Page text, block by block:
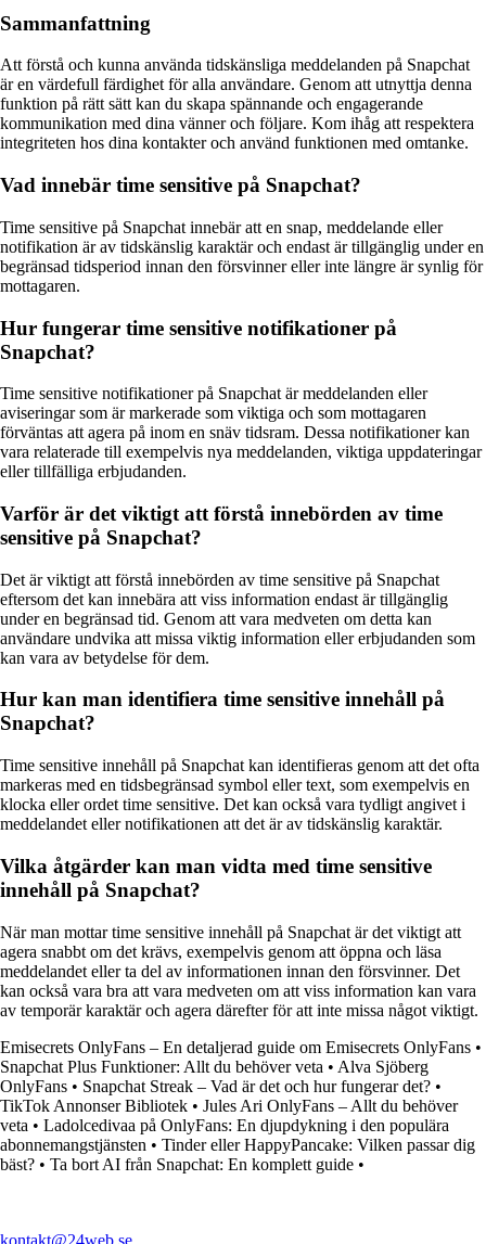
Sammanfattning
Att förstå och kunna använda tidskänsliga meddelanden på Snapchat
är en värdefull färdighet för alla användare. Genom att utnyttja denna
funktion på rätt sätt kan du skapa spännande och engagerande
kommunikation med dina vänner och följare. Kom ihåg att respektera
integriteten hos dina kontakter och använd funktionen med omtanke.
Vad innebär time sensitive på Snapchat?
Time sensitive på Snapchat innebär att en snap, meddelande eller
notifikation är av tidskänslig karaktär och endast är tillgänglig under en
begränsad tidsperiod innan den försvinner eller inte längre är synlig för
mottagaren.
Hur fungerar time sensitive notifikationer på
Snapchat?
Time sensitive notifikationer på Snapchat är meddelanden eller
aviseringar som är markerade som viktiga och som mottagaren
förväntas att agera på inom en snäv tidsram. Dessa notifikationer kan
vara relaterade till exempelvis nya meddelanden, viktiga uppdateringar
eller tillfälliga erbjudanden.
Varför är det viktigt att förstå innebörden av time
sensitive på Snapchat?
Det är viktigt att förstå innebörden av time sensitive på Snapchat
eftersom det kan innebära att viss information endast är tillgänglig
under en begränsad tid. Genom att vara medveten om detta kan
användare undvika att missa viktig information eller erbjudanden som
kan vara av betydelse för dem.
Hur kan man identifiera time sensitive innehåll på
Snapchat?
Time sensitive innehåll på Snapchat kan identifieras genom att det ofta
markeras med en tidsbegränsad symbol eller text, som exempelvis en
klocka eller ordet time sensitive. Det kan också vara tydligt angivet i
meddelandet eller notifikationen att det är av tidskänslig karaktär.
Vilka åtgärder kan man vidta med time sensitive
innehåll på Snapchat?
När man mottar time sensitive innehåll på Snapchat är det viktigt att
agera snabbt om det krävs, exempelvis genom att öppna och läsa
meddelandet eller ta del av informationen innan den försvinner. Det
kan också vara bra att vara medveten om att viss information kan vara
av temporär karaktär och agera därefter för att inte missa något viktigt.
Emisecrets OnlyFans – En detaljerad guide om Emisecrets OnlyFans •
Snapchat Plus Funktioner: Allt du behöver veta • Alva Sjöberg
OnlyFans • Snapchat Streak – Vad är det och hur fungerar det? •
TikTok Annonser Bibliotek • Jules Ari OnlyFans – Allt du behöver
veta • Ladolcedivaa på OnlyFans: En djupdykning i den populära
abonnemangstjänsten • Tinder eller HappyPancake: Vilken passar dig
bäst? • Ta bort AI från Snapchat: En komplett guide •
kontakt@24web.se